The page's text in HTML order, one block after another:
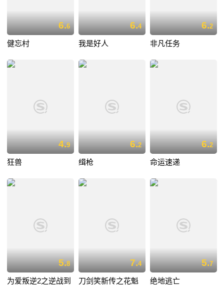
6.6
健忘村
6.4
我是好人
6.2
非凡任务
4.9
狂兽
6.2
缉枪
6.2
命运速递
5.8
为爱叛逆2之逆战到
7.4
刀剑笑新传之花魁
5.7
绝地逃亡